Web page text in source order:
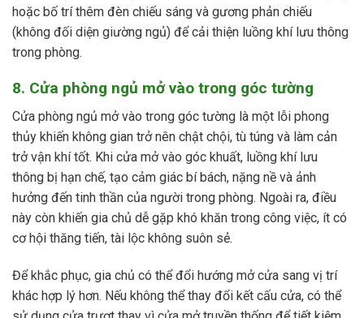
hoặc bố trí thêm đèn chiếu sáng và gương phản chiếu
(không đối diện giường ngủ) để cải thiện luồng khí lưu thông
trong phòng.
8. Cửa phòng ngủ mở vào trong góc tường
Cửa phòng ngủ mở vào trong góc tường là một lỗi phong
thủy khiến không gian trở nên chật chội, tù túng và làm cản
trở vận khí tốt. Khi cửa mở vào góc khuất, luồng khí lưu
thông bị hạn chế, tạo cảm giác bí bách, nặng nề và ảnh
hưởng đến tinh thần của người trong phòng. Ngoài ra, điều
này còn khiến gia chủ dễ gặp khó khăn trong công việc, ít có
cơ hội thăng tiến, tài lộc không suôn sẻ.
Để khắc phục, gia chủ có thể đổi hướng mở cửa sang vị trí
khác hợp lý hơn. Nếu không thể thay đổi kết cấu cửa, có thể